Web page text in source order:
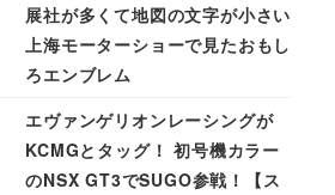
展社が多くて地図の文字が小さい
上海モーターショーで見たおもし
ろエンブレム
エヴァンゲリオンレーシングが
KCMGとタッグ！ 初号機カラー
のNSX GT3でSUGO参戦！【ス